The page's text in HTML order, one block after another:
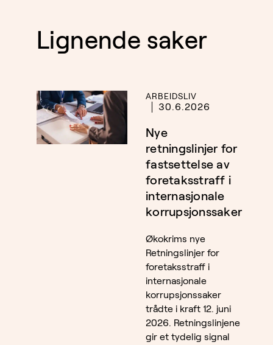
Lignende saker
ARBEIDSLIV
30.6.2026
Nye
retningslinjer for
fastsettelse av
foretaksstraff i
internasjonale
korrupsjonssaker
Økokrims nye
Retningslinjer for
foretaksstraff i
internasjonale
korrupsjonssaker
trådte i kraft 12. juni
2026. Retningslinjene
gir et tydelig signal